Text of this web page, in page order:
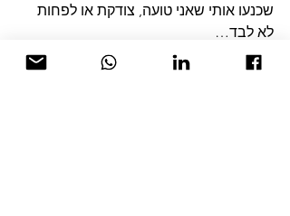
שכנעו אותי שאני טועה, צודקת או לפחות
לא לבד…
תודה,